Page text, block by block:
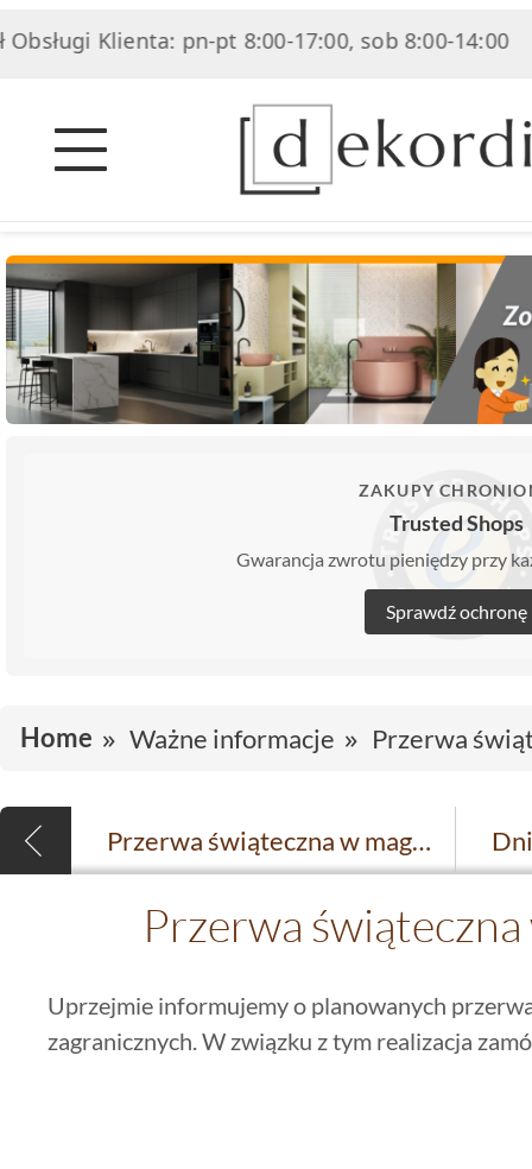
Klienta: pn-pt 8:00-17:00, sob 8:00-14:00
ZAKUPY
Trusted Shops
Gwarancja zwrotu pieniędzy przy
Sprawdź ochronę
Home Ważne informacje Przerwa
Przerwa świąteczna w magazynach
Przerwa
Uprzejmie informujemy o planowanych
zagranicznych. W związku z tym realizacja